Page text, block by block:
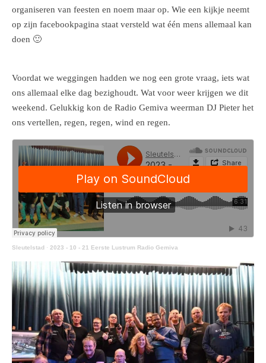
organiseren van feesten en noem maar op. Wie een kijkje neemt
op zijn facebookpagina staat versteld wat één mens allemaal kan
doen 🙂
Voordat we weggingen hadden we nog een grote vraag, iets wat
ons allemaal elke dag bezighoudt. Wat voor weer krijgen we dit
weekend. Gelukkig kon de Radio Gemiva weerman DJ Pieter het
ons vertellen, regen, regen, wind en regen.
Sleutelstad · 2023 - 10 - 21 Eerste Lustrum Radio Gemiva